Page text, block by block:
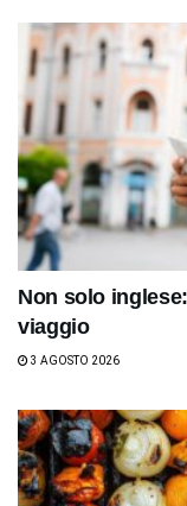
Non solo
viaggio
3 AGOSTO 2026